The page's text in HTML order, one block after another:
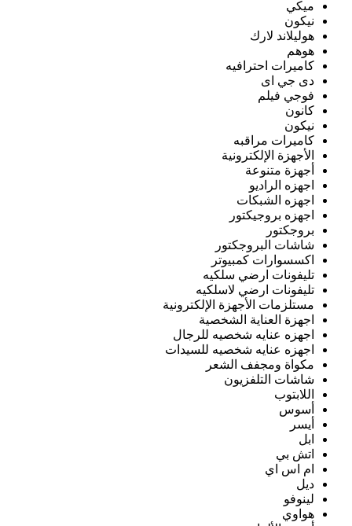
ميكي
نيكون
هوليلاند لارك
هوهم
كاميرات احترافيه
دى جي اى
فوجي فيلم
كانون
نيكون
كاميرات مراقبه
الأجهزة الإلكترونية
أجهزة متنوعة
اجهزه الراديو
اجهزه الشبكات
اجهزه بروجيكتور
بروجكتور
شاشات البروجكتور
اكسسوارات كمبيوتر
تليفونات ارضي سلكيه
تليفونات ارضي لاسلكيه
مستلزمات الأجهزة الإلكترونية
اجهزة العناية الشخصية
اجهزه عنايه شخصيه للرجال
اجهزه عنايه شخصيه للسيدات
مكواة ومجفف الشعر
شاشات التلفزيون
اللابتوب
أسوس
أيسر
ابل
اتش بي
ام اس اي
ديل
لينوفو
هواوي